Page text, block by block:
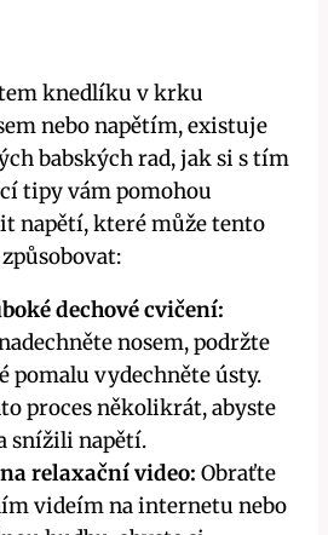
knedlíku v⁤ krku
nebo napětím, existuje
babských rad, jak‍ si ​s tím
tipy⁣ vám pomohou⁢
napětí, které může tento
‍dechové cvičení:
nosem, podržte
pomalu ‌vydechněte ústy.⁢
proces několikrát, abyste
⁢snížili napětí.
relaxační video: Obraťte
videím na internetu nebo